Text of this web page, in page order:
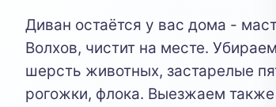
Диван остаётся у вас дома -
Волхов, чистит на месте.
шерсть животных, застарелые
рогожки, флока. Выезжаем также